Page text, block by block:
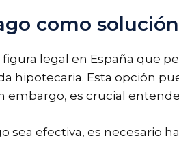
como
figura legal en España que
hipotecaria. Esta opción
embargo, es crucial
sea efectiva, es